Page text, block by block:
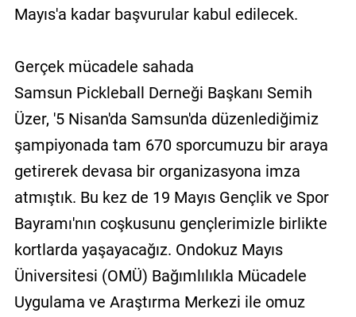
Mayıs'a kadar başvurular kabul edilecek.
Gerçek mücadele sahada
Samsun Pickleball Derneği Başkanı Semih
Üzer, '5 Nisan'da Samsun'da düzenlediğimiz
şampiyonada tam 670 sporcumuzu bir araya
getirerek devasa bir organizasyona imza
atmıştık. Bu kez de 19 Mayıs Gençlik ve Spor
Bayramı'nın coşkusunu gençlerimizle birlikte
kortlarda yaşayacağız. Ondokuz Mayıs
Üniversitesi (OMÜ) Bağımlılıkla Mücadele
Uygulama ve Araştırma Merkezi ile omuz